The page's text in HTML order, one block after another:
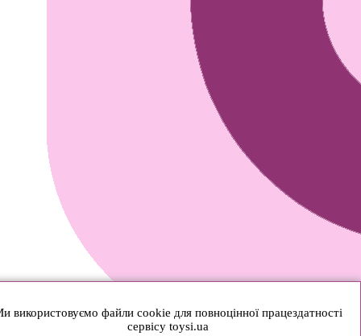
використовуємо файли cookie для повноцінної працездатності
сервісу toysi.ua